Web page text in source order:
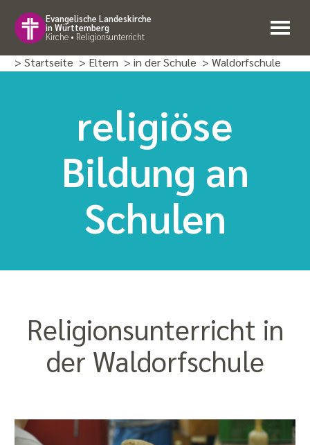
Evangelische Landeskirche
in Württemberg
Kirche • Religionsunterricht
> Startseite > Eltern > in der Schule > Waldorfschule
religiöse
Bildung an
Schulen
Religions­unterricht in
der Waldorf­schule